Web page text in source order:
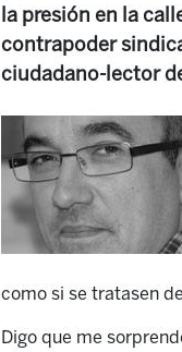
la presión en la
contrapoder
ciudadano-lector
como si se tratasen
Digo que me